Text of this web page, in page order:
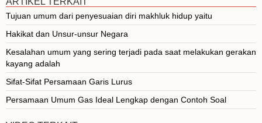
Tujuan umum dari penyesuaian diri makhluk hidup yaitu
Hakikat dan Unsur-unsur Negara
Kesalahan umum yang sering terjadi pada saat melakukan gerakan
kayang adalah
Sifat-Sifat Persamaan Garis Lurus
Persamaan Umum Gas Ideal Lengkap dengan Contoh Soal